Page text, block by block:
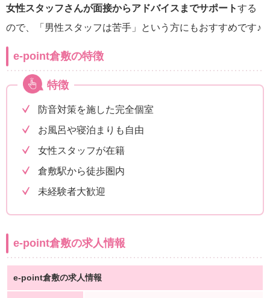
女性スタッフさんが面接からアドバイスまでサポートする
ので、「男性スタッフは苦手」という方にもおすすめです♪
e-point倉敷の特徴
特徴
防音対策を施した完全個室
お風呂や寝泊まりも自由
女性スタッフが在籍
倉敷駅から徒歩圏内
未経験者大歓迎
e-point倉敷の求人情報
e-point倉敷の求人情報